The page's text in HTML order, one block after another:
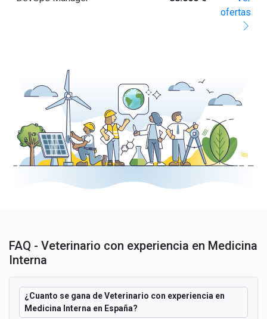
ofertas
FAQ - Veterinario con experiencia en Medicina
Interna
¿Cuanto se gana de Veterinario con experiencia en
Medicina Interna en España?